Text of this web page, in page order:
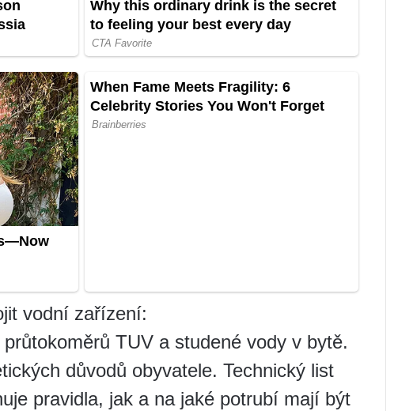
vodní zařízení:
TUV a studené vody v bytě.
důvodů obyvatele. Technický list
pravidla, jak a na jaké potrubí mají být